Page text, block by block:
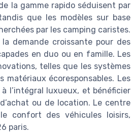
la gamme rapido séduisent par
que les modèles sur base
par les camping caristes.
demande croissante pour des
en duo ou en famille. Les
telles que les systèmes
matériaux écoresponsables. Les
l’intégral luxueux, et bénéficier
ou de location. Le centre
confort des véhicules loisirs,
paris.